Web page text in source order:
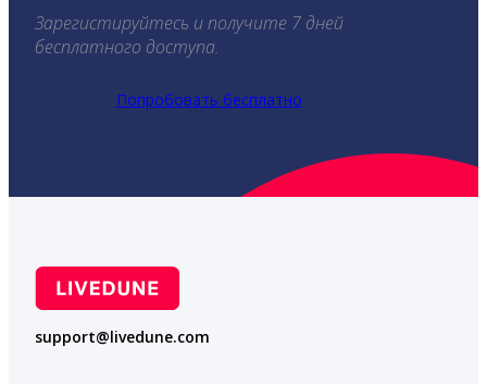
Зарегистируйтесь и получите 7 дней
бесплатного доступа.
Попробовать бесплатно
support@livedune.com